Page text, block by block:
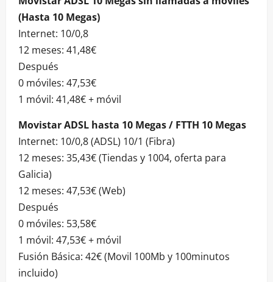
(Hasta 10 Megas)
Internet: 10/0,8
12 meses: 41,48€
Después
0 móviles: 47,53€
1 móvil: 41,48€ + móvil
Movistar ADSL hasta 10 Megas / FTTH 10 Megas
Internet: 10/0,8 (ADSL) 10/1 (Fibra)
12 meses: 35,43€ (Tiendas y 1004, oferta para
Galicia)
12 meses: 47,53€ (Web)
Después
0 móviles: 53,58€
1 móvil: 47,53€ + móvil
Fusión Básica: 42€ (Movil 100Mb y 100minutos
incluido)